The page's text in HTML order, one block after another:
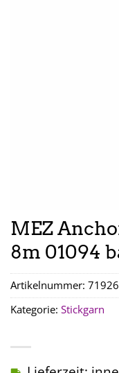
MEZ
8m 01094
Artikelnummer:
Kategorie: Stickgarn